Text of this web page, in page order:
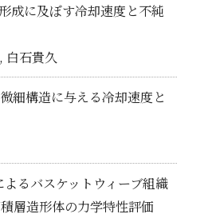
成に及ぼす冷却速度と不純
白石貴久
細構造に与える冷却速度と
るバスケットウィーブ組織
層造形体の力学特性評価